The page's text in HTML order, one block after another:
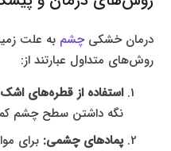
درمان خشکیچشم به علت
روش‌های متداول عبارتند از:
استفاده از قطره‌های
نگه داشتن سطح چشم
پمادهای چشمی: برای